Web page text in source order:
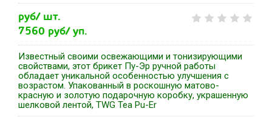
руб/ шт.
7560 руб/ уп.
Известный своими освежающими и тонизирующими
свойствами, этот брикет Пу-Эр ручной работы
обладает уникальной особенностью улучшения с
возрастом. Упакованный в роскошную матово-
красную и золотую подарочную коробку, украшенную
шелковой лентой, TWG Tea Pu-Er